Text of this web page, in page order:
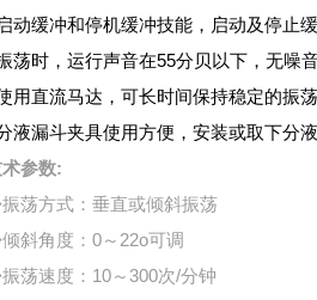
动缓冲和停机缓冲技能，启动及停止
荡时，运行声音在55分贝以下，无噪
用直流马达，可长时间保持稳定的振荡
液漏斗夹具使用方便，安装或取下分液
参数:
荡方式：垂直或倾斜振荡
斜角度：0～22o可调
荡速度：10～300次/分钟